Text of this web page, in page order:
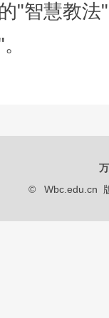
"智慧教法
© Wbc.edu.cn